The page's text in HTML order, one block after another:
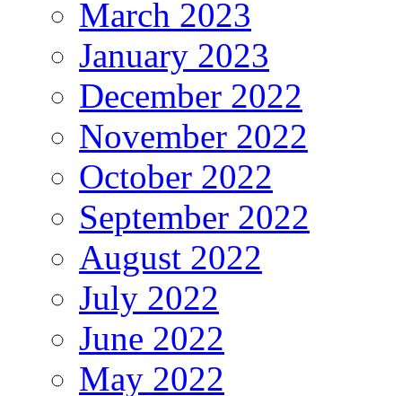
March 2023
January 2023
December 2022
November 2022
October 2022
September 2022
August 2022
July 2022
June 2022
May 2022